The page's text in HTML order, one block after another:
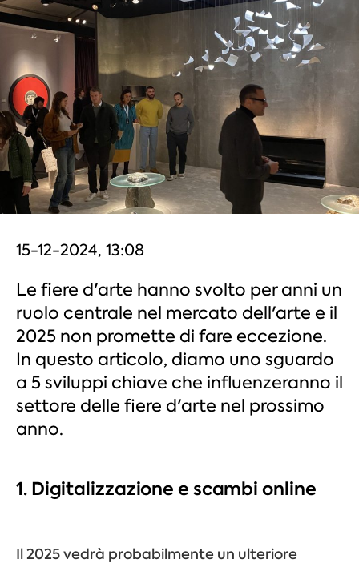
15-12-2024, 13:08
Le fiere d'arte hanno svolto per anni un
ruolo centrale nel mercato dell'arte e il
2025 non promette di fare eccezione.
In questo articolo, diamo uno sguardo
a 5 sviluppi chiave che influenzeranno il
settore delle fiere d'arte nel prossimo
anno.
1. Digitalizzazione e scambi online
Il 2025 vedrà probabilmente un ulteriore